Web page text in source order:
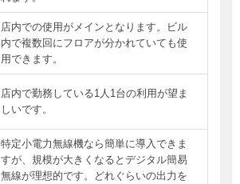
店内での使用がメインとなります。ビル
内で複数回にフロアが分かれていても使
用できます。
店内で勤務している1人1台の利用が望ま
しいです。
特定小電力無線機なら簡単に導入できま
すが、規模が大きくなるとデジタル簡易
無線が理想的です。どれぐらいの出力を